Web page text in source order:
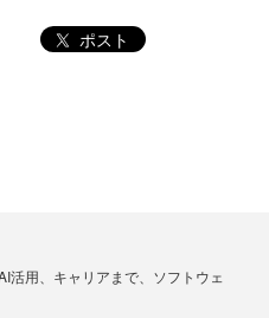
ポスト
活用、キャリアまで、ソフトウェ